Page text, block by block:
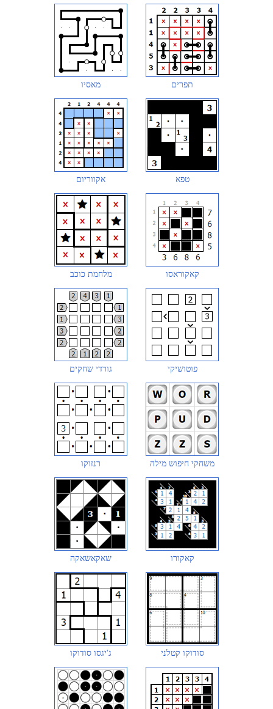
מאסיו תפרים
אקווריום טפא
מלחמת כוכב קאקוראסו
גורדי שחקים פוטושיקי
רנזוקו משחקי חיפוש מילה
שאקאשאקה קאקורו
ג'יגסו סודוקו סודוקו קטלני